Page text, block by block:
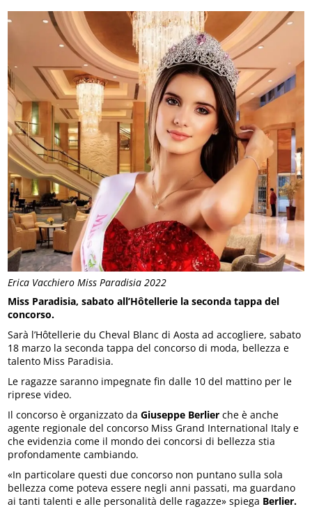
Erica Vacchiero Miss Paradisia 2022
Miss Paradisia, sabato all’Hôtellerie la seconda tappa del
concorso.
Sarà l’Hôtellerie du Cheval Blanc di Aosta ad accogliere, sabato
18 marzo la seconda tappa del concorso di moda, bellezza e
talento Miss Paradisia.
Le ragazze saranno impegnate fin dalle 10 del mattino per le
riprese video.
Il concorso è organizzato daGiuseppe Berlier che è anche
agente regionale del concorso Miss Grand International Italy e
che evidenzia come il mondo dei concorsi di bellezza stia
profondamente cambiando.
«In particolare questi due concorso non puntano sulla sola
bellezza come poteva essere negli anni passati, ma guardano
ai tanti talenti e alle personalità delle ragazze» spiega Berlier.